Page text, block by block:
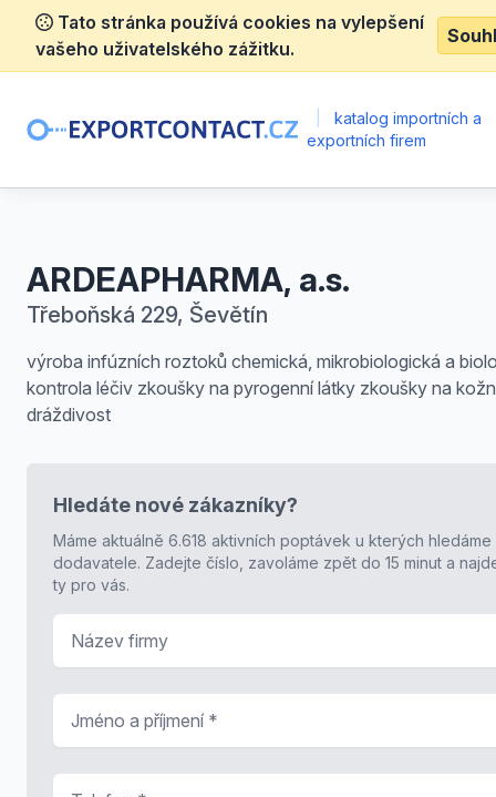
Tato stránka používá cookies na vylepšení
vašeho uživatelského zážitku.
katalog importních a
exportních firem
ARDEAPHARMA, a.s.
Třeboňská 229, Ševětín
výroba infúzních roztoků chemická, mikrobiologická a
kontrola léčiv zkoušky na pyrogenní látky zkoušky na
dráždivost
Hledáte nové zákazníky?
Máme aktuálně 6.618 aktivních poptávek u kterých hledáme
dodavatele. Zadejte číslo, zavoláme zpět do 15 minut a
ty pro vás.